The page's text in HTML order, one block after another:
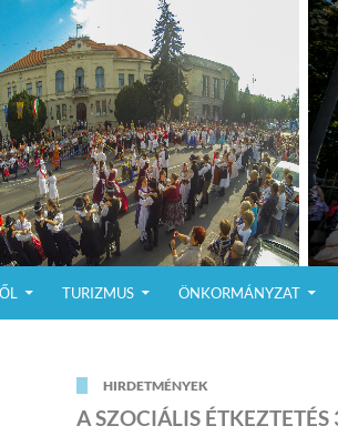
TURIZMUS ÖNKORMÁNYZAT
HIRDETMÉNYEK
A SZOCIÁLIS ÉTKEZTETÉS